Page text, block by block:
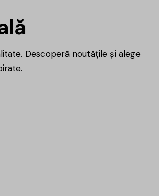
Descoperă noutățile și alege